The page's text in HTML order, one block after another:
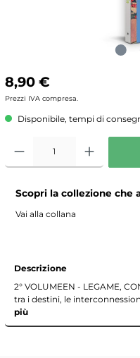
8,90 €
Prezzi IVA compresa.
Disponibile, tempi di
Scopri la collezione che
Vai alla collana
Descrizione
2° VOLUMEEN - LEGAME,
tra i destini, le
più